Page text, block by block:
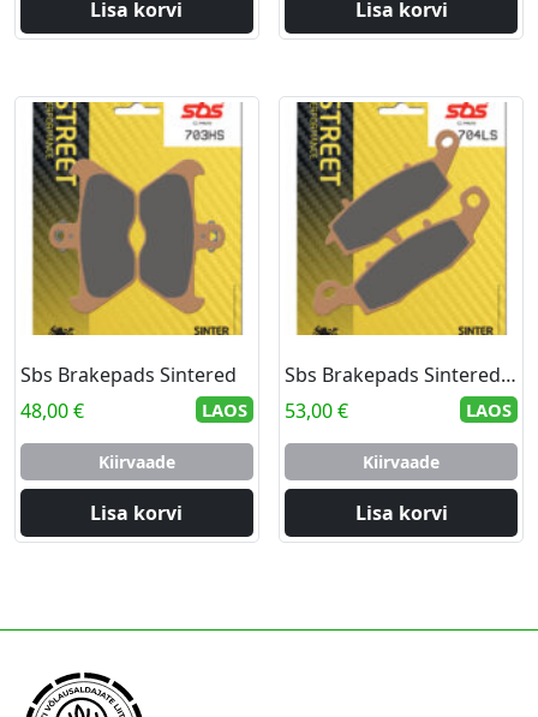
Lisa korvi Lisa korvi
Sbs Brakepads Sintered
48,00€ LAOS
Kiirvaade
Lisa korvi
Sbs Brakepads Sintered rear
53,00€ LAOS
Kiirvaade
Lisa korvi